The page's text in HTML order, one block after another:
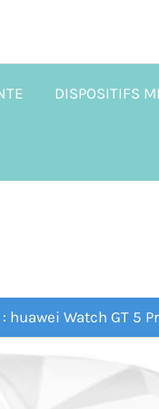
DISPOSITIFS
: huawei Watch GT 5